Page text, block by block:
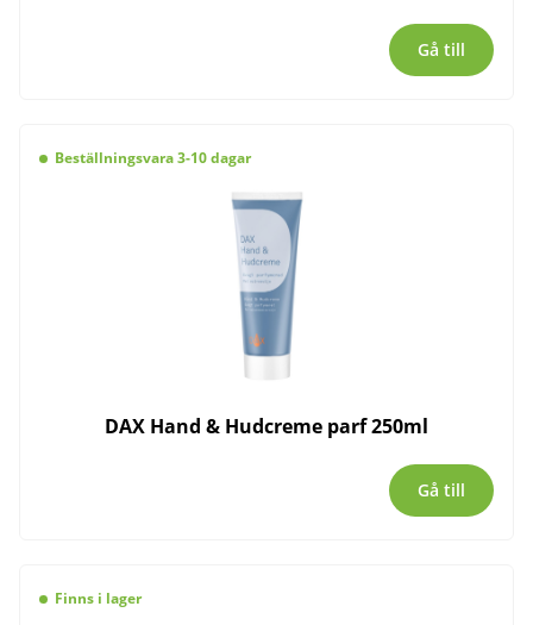
Gå till
Beställningsvara 3-10 dagar
DAX Hand & Hudcreme parf 250ml
Gå till
Finns i lager